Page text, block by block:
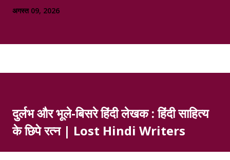
अगस्त 09, 2026
दुर्लभ और भूले-बिसरे हिंदी लेखक : हिंदी साहित्य
के छिपे रत्न | Lost Hindi Writers